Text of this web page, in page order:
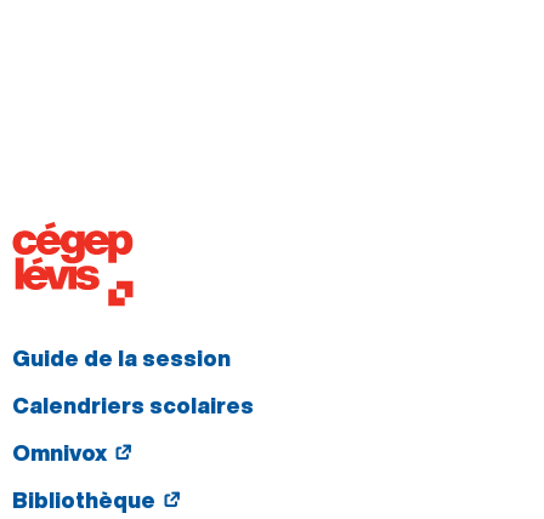
Guide de la session
Calendriers scolaires
Omnivox
Bibliothèque